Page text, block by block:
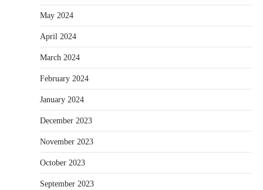
May 2024
April 2024
March 2024
February 2024
January 2024
December 2023
November 2023
October 2023
September 2023